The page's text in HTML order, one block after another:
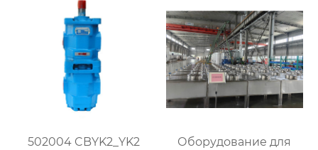
502004 CBYK2_YK2
Оборудование для